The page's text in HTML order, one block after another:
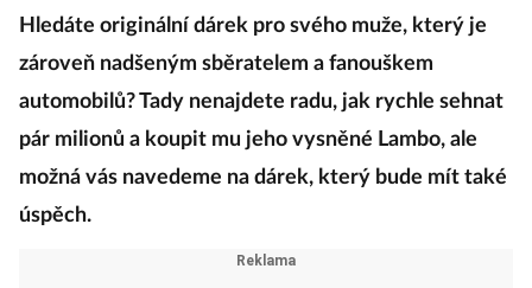
Hledáte originální dárek pro svého muže, který je
zároveň nadšeným sběratelem a fanouškem
automobilů? Tady nenajdete radu, jak rychle sehnat
pár milionů a koupit mu jeho vysněné Lambo, ale
možná vás navedeme na dárek, který bude mít také
úspěch.